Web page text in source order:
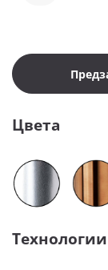
Цвета
Технологии